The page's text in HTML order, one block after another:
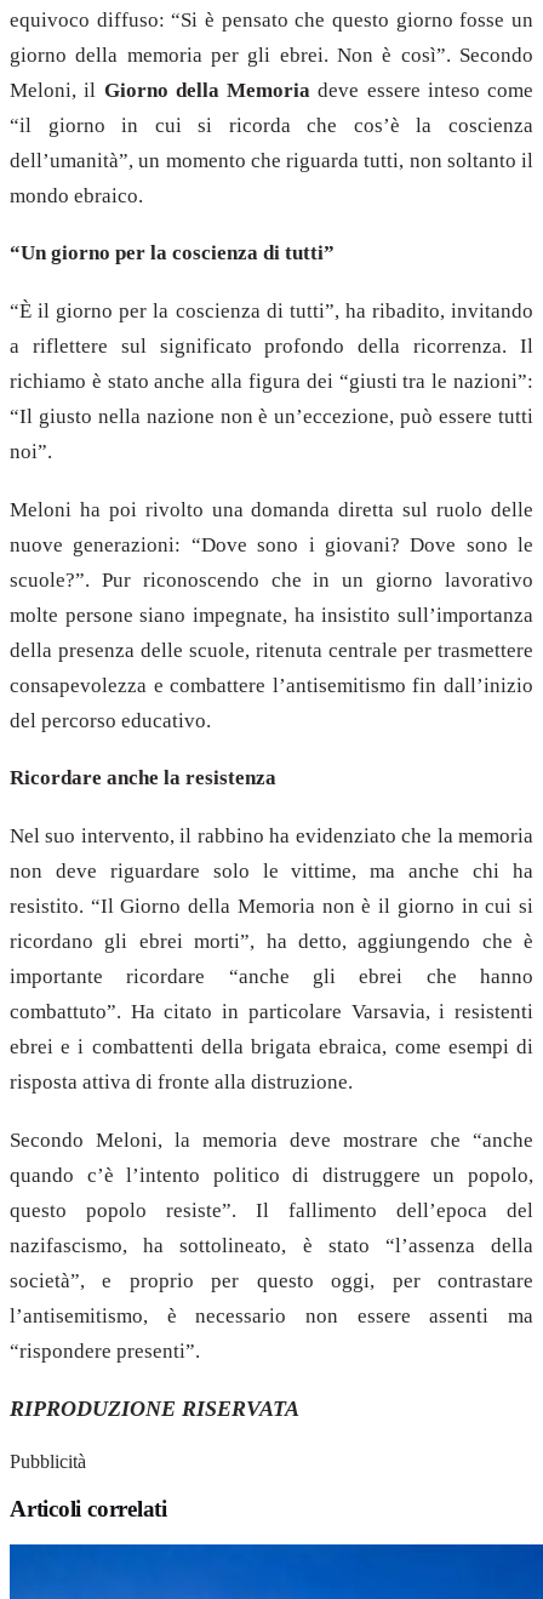
equivoco diffuso: “Si è pensato che questo giorno fosse un
giorno della memoria per gli ebrei. Non è così”. Secondo
Meloni, il Giorno della Memoria deve essere inteso come
“il giorno in cui si ricorda che cos’è la coscienza
dell’umanità”, un momento che riguarda tutti, non soltanto il
mondo ebraico.
“Un giorno per la coscienza di tutti”
“È il giorno per la coscienza di tutti”, ha ribadito, invitando
a riflettere sul significato profondo della ricorrenza. Il
richiamo è stato anche alla figura dei “giusti tra le nazioni”:
“Il giusto nella nazione non è un’eccezione, può essere tutti
noi”.
Meloni ha poi rivolto una domanda diretta sul ruolo delle
nuove generazioni: “Dove sono i giovani? Dove sono le
scuole?”. Pur riconoscendo che in un giorno lavorativo
molte persone siano impegnate, ha insistito sull’importanza
della presenza delle scuole, ritenuta centrale per trasmettere
consapevolezza e combattere l’antisemitismo fin dall’inizio
del percorso educativo.
Ricordare anche la resistenza
Nel suo intervento, il rabbino ha evidenziato che la memoria
non deve riguardare solo le vittime, ma anche chi ha
resistito. “Il Giorno della Memoria non è il giorno in cui si
ricordano gli ebrei morti”, ha detto, aggiungendo che è
importante ricordare “anche gli ebrei che hanno
combattuto”. Ha citato in particolare Varsavia, i resistenti
ebrei e i combattenti della brigata ebraica, come esempi di
risposta attiva di fronte alla distruzione.
Secondo Meloni, la memoria deve mostrare che “anche
quando c’è l’intento politico di distruggere un popolo,
questo popolo resiste”. Il fallimento dell’epoca del
nazifascismo, ha sottolineato, è stato “l’assenza della
società”, e proprio per questo oggi, per contrastare
l’antisemitismo, è necessario non essere assenti ma
“rispondere presenti”.
RIPRODUZIONE RISERVATA
Pubblicità
Articoli correlati